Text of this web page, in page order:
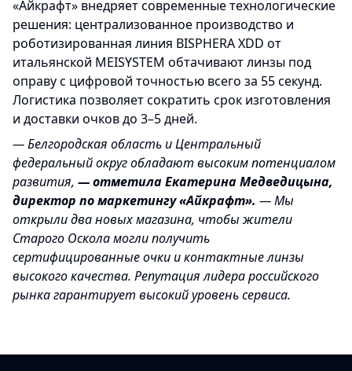
«Айкрафт» внедряет современные технологические
решения: централизованное производство и
роботизированная линия BISPHERA XDD от
итальянской MEISYSTEM обтачивают линзы под
оправу с цифровой точностью всего за 55 секунд.
Логистика позволяет сократить срок изготовления
и доставки очков до 3–5 дней.
— Белгородская область и Центральный
федеральный округ обладают высоким потенциалом
развития, — отметила Екатерина Медведицына,
директор по маркетингу «Айкрафт». — Мы
открыли два новых магазина, чтобы жители
Старого Оскола могли получить
сертифицированные очки и контактные линзы
высокого качества. Репутация лидера российского
рынка гарантирует высокий уровень сервиса.